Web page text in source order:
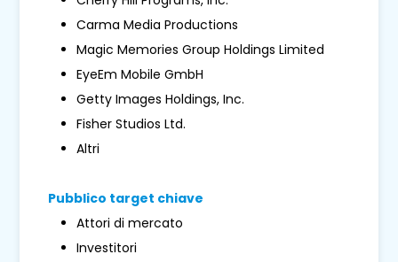
Carma Media Productions
Magic Memories Group Holdings Limited
EyeEm Mobile GmbH
Getty Images Holdings, Inc.
Fisher Studios Ltd.
Altri
Pubblico target chiave
Attori di mercato
Investitori